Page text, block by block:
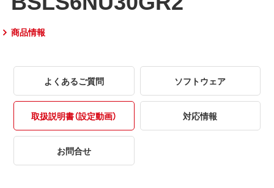
商品情報
よくあるご質問 ソフトウェア
取扱説明書（設定動画） 対応情報
お問合せ